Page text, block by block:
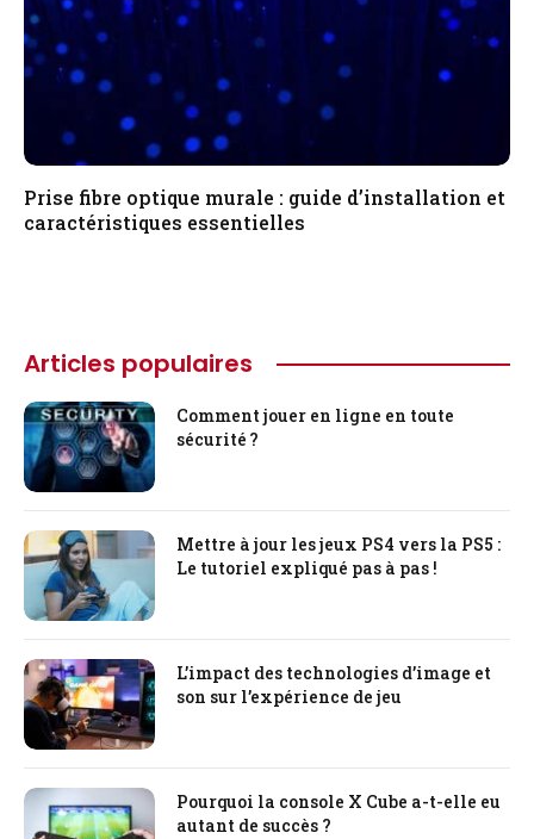
Prise fibre optique murale : guide d’installation et
caractéristiques essentielles
Articles populaires
Comment jouer en ligne en toute
sécurité ?
Mettre à jour les jeux PS4 vers la PS5 :
Le tutoriel expliqué pas à pas !
L’impact des technologies d’image et
son sur l’expérience de jeu
Pourquoi la console X Cube a-t-elle eu
autant de succès ?